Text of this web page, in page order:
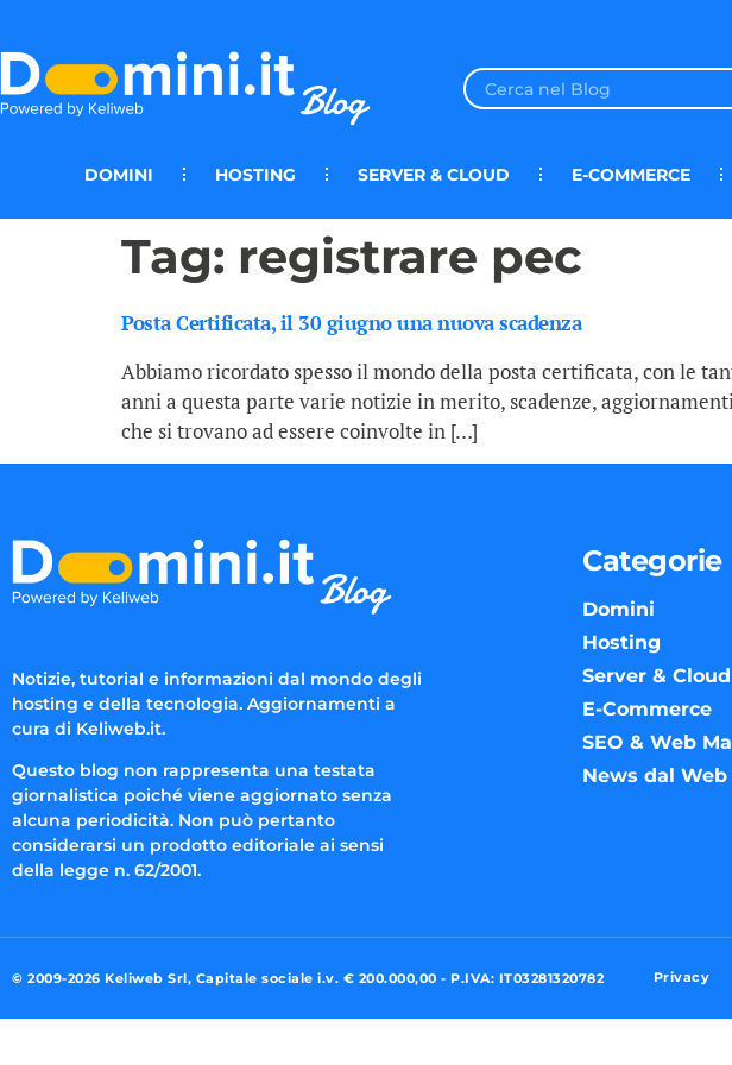
DOMINI HOSTING SERVER & CLOUD E-COMMERCE
Tag: registrare pec
Posta Certificata, il 30 giugno una nuova scadenza
Abbiamo ricordato spesso il mondo della posta certificata, con le
anni a questa parte varie notizie in merito, scadenze,
che si trovano ad essere coinvolte in […]
Notizie, tutorial e informazioni dal mondo degli
hosting e della tecnologia. Aggiornamenti a
cura di Keliweb.it.
Questo blog non rappresenta una testata
giornalistica poiché viene aggiornato senza
alcuna periodicità. Non può pertanto
considerarsi un prodotto editoriale ai sensi
della legge n. 62/2001.
Categorie
Domini
Hosting
Server & Cloud
E-Commerce
SEO & Web
News dal Web
© 2009-2026 Keliweb Srl, Capitale sociale i.v. € 200.000,00 - P.IVA: IT03281320782 Privacy